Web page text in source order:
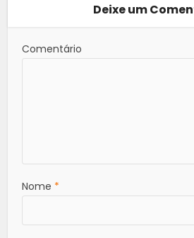
Deixe um
Comentário
Nome *